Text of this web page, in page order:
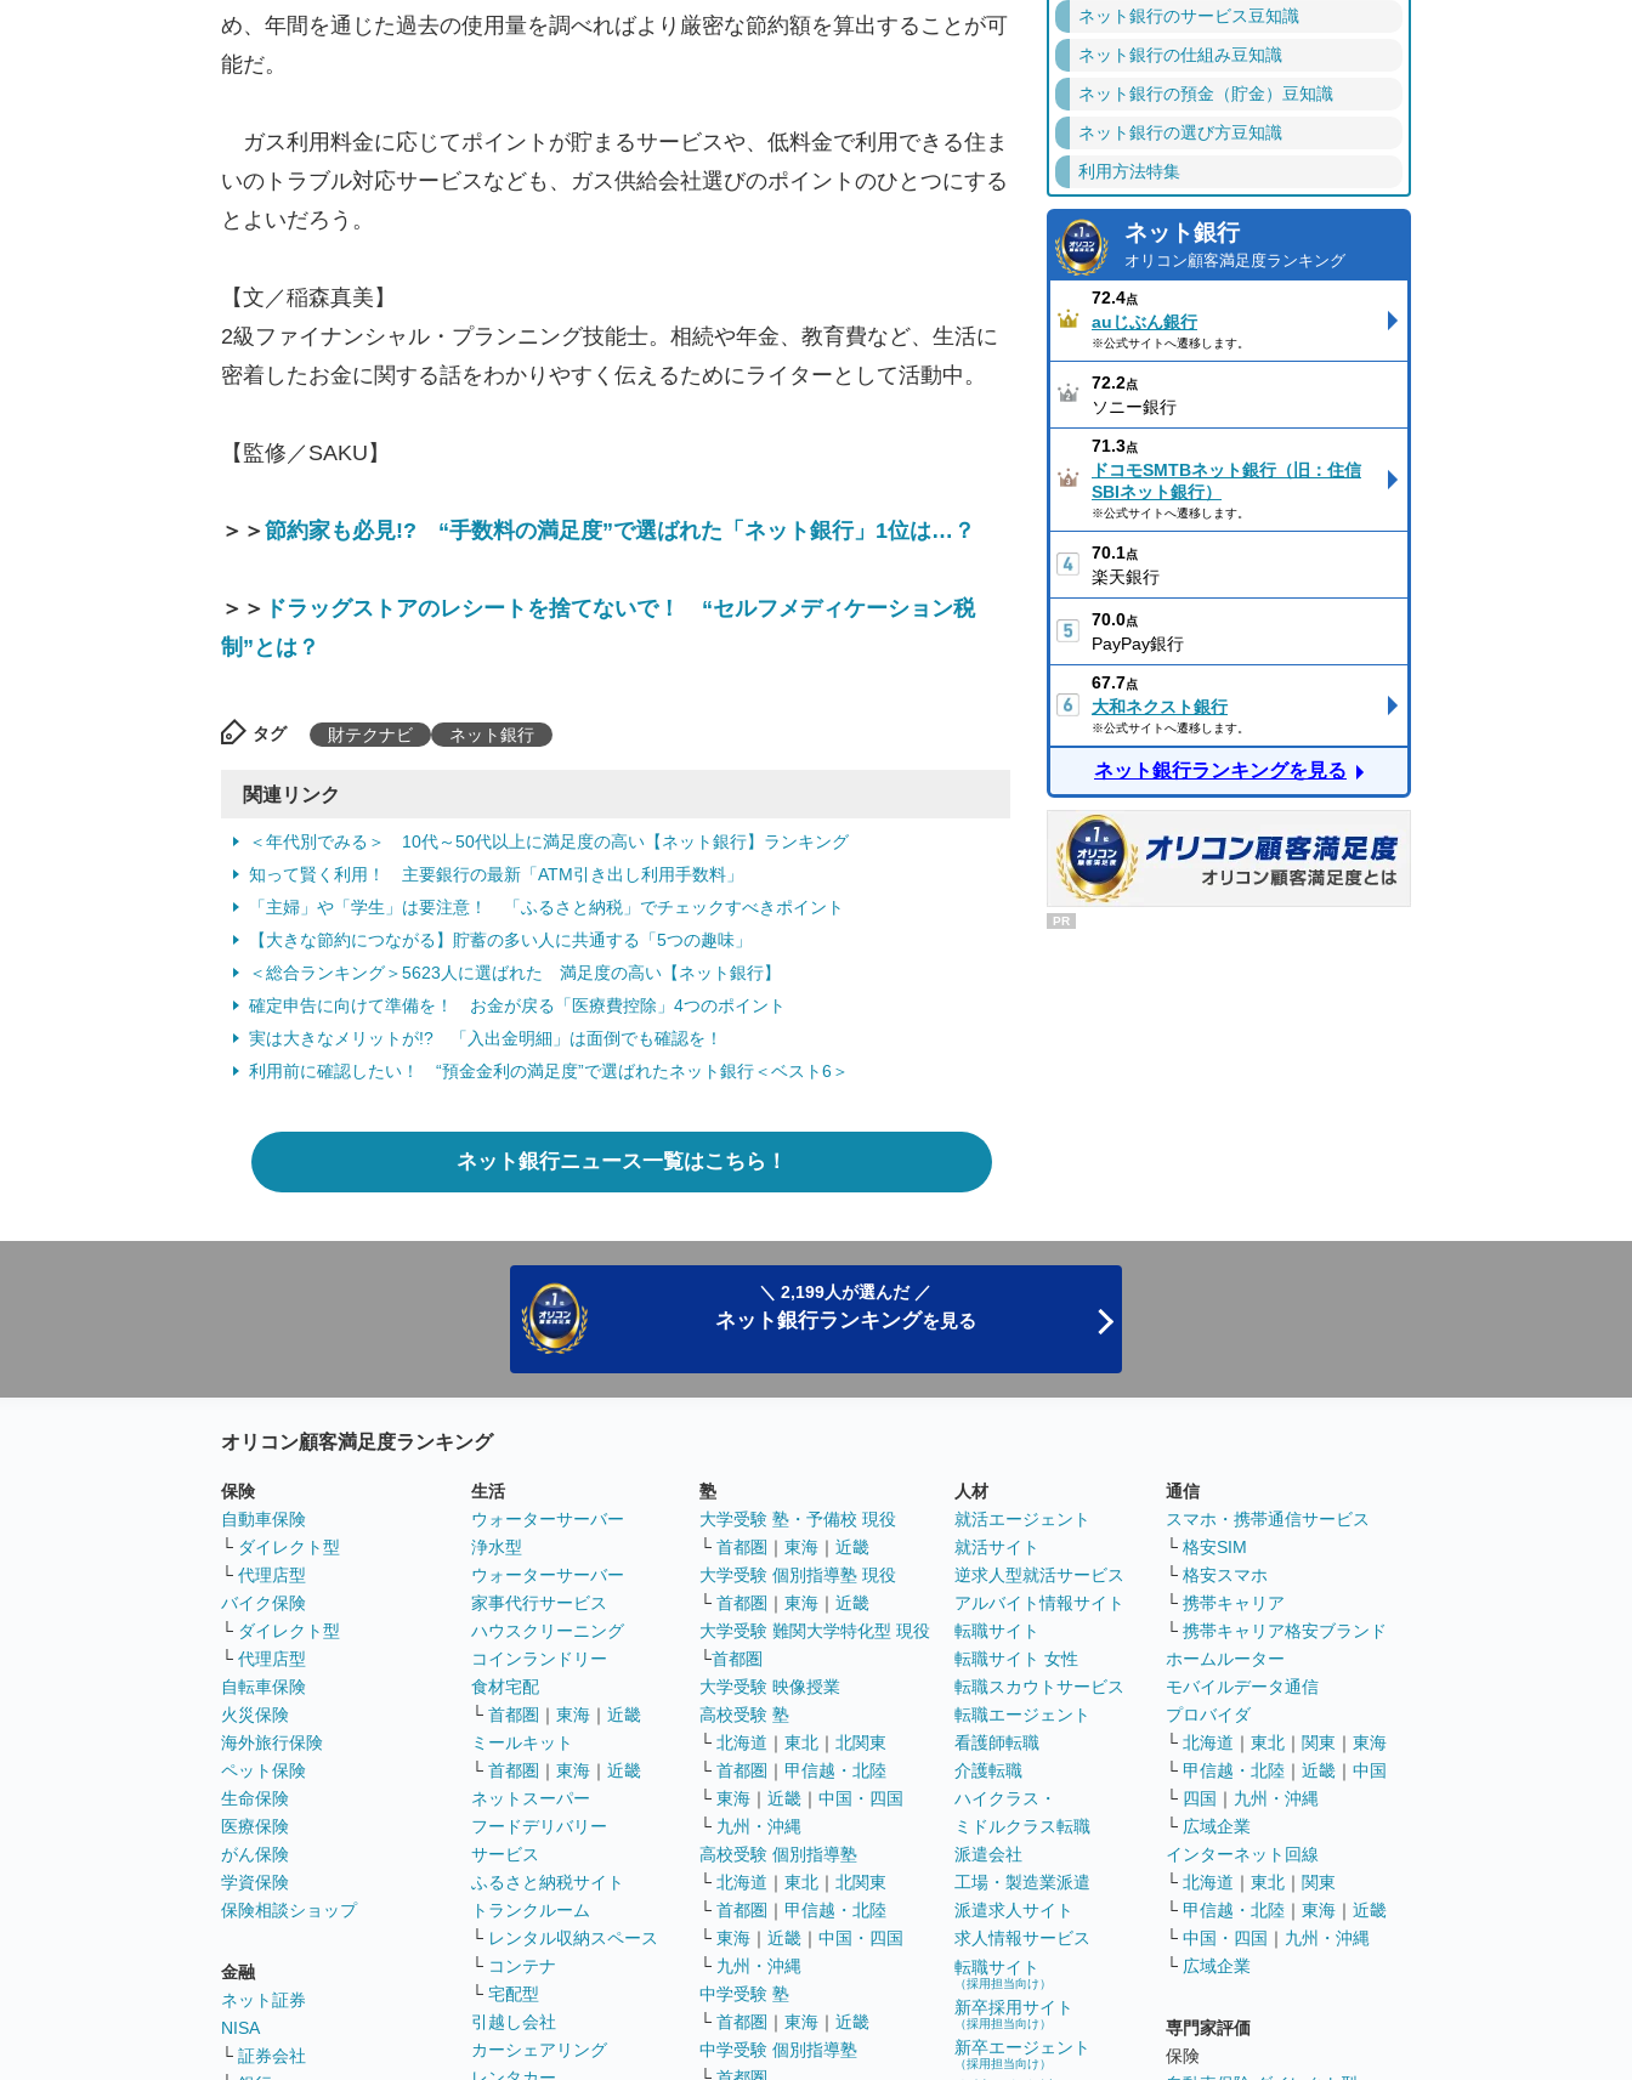
め、年間を通じた過去の使用量を調べればより厳密な節約額を算出することが可
能だ。
ガス利用料金に応じてポイントが貯まるサービスや、低料金で利用できる住ま
いのトラブル対応サービスなども、ガス供給会社選びのポイントのひとつにする
とよいだろう。
【文／稲森真美】
2級ファイナンシャル・プランニング技能士。相続や年金、教育費など、生活に
密着したお金に関する話をわかりやすく伝えるためにライターとして活動中。
【監修／SAKU】
＞＞節約家も必見!? “手数料の満足度”で選ばれた「ネット銀行」1位は…？
＞＞ ドラッグストアのレシートを捨てないで！ “セルフメディケーション税
制”とは？
タグ 財テクナビ ネット銀行
関連リンク
＜年代別でみる＞ 10代～50代以上に満足度の高い【ネット銀行】ランキング
知って賢く利用！ 主要銀行の最新「ATM引き出し利用手数料」
「主婦」や「学生」は要注意！ 「ふるさと納税」でチェックすべきポイント
【大きな節約につながる】貯蓄の多い人に共通する「5つの趣味」
＜総合ランキング＞5623人に選ばれた 満足度の高い【ネット銀行】
確定申告に向けて準備を！ お金が戻る「医療費控除」4つのポイント
実は大きなメリットが!? 「入出金明細」は面倒でも確認を！
利用前に確認したい！ “預金金利の満足度”で選ばれたネット銀行＜ベスト6＞
ネット銀行ニュース一覧はこちら！
ネット銀行のサービス豆知識
ネット銀行の仕組み豆知識
ネット銀行の預金（貯金）豆知識
ネット銀行の選び方豆知識
利用方法特集
ネット銀行
オリコン顧客満足度ランキング
72.4点
auじぶん銀行
※公式サイトへ遷移します。
72.2点
ソニー銀行
71.3点
ドコモSMTBネット銀行（旧：住信
SBIネット銀行）
※公式サイトへ遷移します。
70.1点
楽天銀行
70.0点
PayPay銀行
67.7点
大和ネクスト銀行
※公式サイトへ遷移します。
ネット銀行ランキングを見る
PR
＼ 2,199人が選んだ ／
ネット銀行ランキングを見る
オリコン顧客満足度ランキング
保険
自動車保険
└ ダイレクト型
└ 代理店型
バイク保険
└ ダイレクト型
└ 代理店型
自転車保険
火災保険
海外旅行保険
ペット保険
生命保険
医療保険
がん保険
学資保険
保険相談ショップ
金融
ネット証券
NISA
└ 証券会社
生活
ウォーターサーバー
浄水型
ウォーターサーバー
家事代行サービス
ハウスクリーニング
コインランドリー
食材宅配
└ 首都圏 ｜ 東海 ｜ 近畿
ミールキット
└ 首都圏 ｜ 東海 ｜ 近畿
ネットスーパー
フードデリバリー
サービス
ふるさと納税サイト
トランクルーム
└ レンタル収納スペース
└ コンテナ
└ 宅配型
引越し会社
カーシェアリング
塾
大学受験 塾・予備校 現役
└ 首都圏 ｜ 東海 ｜ 近畿
大学受験 個別指導塾 現役
└ 首都圏 ｜ 東海 ｜ 近畿
大学受験 難関大学特化型 現役
└首都圏
大学受験 映像授業
高校受験 塾
└ 北海道 ｜ 東北 ｜ 北関東
└ 首都圏 ｜ 甲信越・北陸
└ 東海 ｜ 近畿 ｜ 中国・四国
└ 九州・沖縄
高校受験 個別指導塾
└ 北海道 ｜ 東北 ｜ 北関東
└ 首都圏 ｜ 甲信越・北陸
└ 東海 ｜ 近畿 ｜ 中国・四国
└ 九州・沖縄
中学受験 塾
└ 首都圏 ｜ 東海 ｜ 近畿
中学受験 個別指導塾
人材
就活エージェント
就活サイト
逆求人型就活サービス
アルバイト情報サイト
転職サイト
転職サイト 女性
転職スカウトサービス
転職エージェント
看護師転職
介護転職
ハイクラス・
ミドルクラス転職
派遣会社
工場・製造業派遣
派遣求人サイト
求人情報サービス
転職サイト
（採用担当向け）
新卒採用サイト
（採用担当向け）
新卒エージェント
（採用担当向け）
通信
スマホ・携帯通信サービス
└ 格安SIM
└ 格安スマホ
└ 携帯キャリア
└ 携帯キャリア格安ブランド
ホームルーター
モバイルデータ通信
プロバイダ
└ 北海道 ｜ 東北 ｜ 関東 ｜ 東海
└ 甲信越・北陸 ｜ 近畿 ｜ 中国
└ 四国 ｜ 九州・沖縄
└ 広域企業
インターネット回線
└ 北海道 ｜ 東北 ｜ 関東
└ 甲信越・北陸 ｜ 東海 ｜ 近畿
└ 中国・四国 ｜ 九州・沖縄
└ 広域企業
専門家評価
保険